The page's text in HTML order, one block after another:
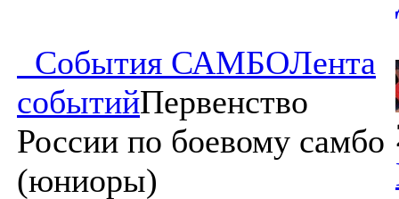
События САМБОЛента
событийПервенство
России по боевому самбо
(юниоры)